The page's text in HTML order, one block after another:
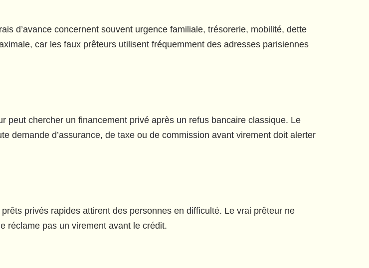
d’avance concernent souvent urgence familiale, trésorerie, mobilité, dette
car les faux prêteurs utilisent fréquemment des adresses parisiennes
peut chercher un financement privé après un refus bancaire classique. Le
demande d’assurance, de taxe ou de commission avant virement doit alerter
privés rapides attirent des personnes en difficulté. Le vrai prêteur ne
réclame pas un virement avant le crédit.